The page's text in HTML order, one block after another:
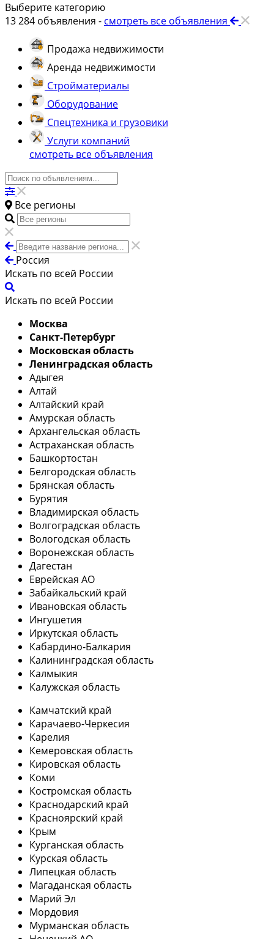
Выберите категорию
13 284 объявления - смотреть все объявления
Продажа недвижимости
Аренда недвижимости
Стройматериалы
Оборудование
Спецтехника и грузовики
Услуги компаний
смотреть все объявления
Все регионы
Россия
Искать по всей России
Искать по всей России
Москва
Санкт-Петербург
Московская область
Ленинградская область
Адыгея
Алтай
Алтайский край
Амурская область
Архангельская область
Астраханская область
Башкортостан
Белгородская область
Брянская область
Бурятия
Владимирская область
Волгоградская область
Вологодская область
Воронежская область
Дагестан
Еврейская АО
Забайкальский край
Ивановская область
Ингушетия
Иркутская область
Кабардино-Балкария
Калининградская область
Калмыкия
Калужская область
Камчатский край
Карачаево-Черкесия
Карелия
Кемеровская область
Кировская область
Коми
Костромская область
Краснодарский край
Красноярский край
Крым
Курганская область
Курская область
Липецкая область
Магаданская область
Марий Эл
Мордовия
Мурманская область